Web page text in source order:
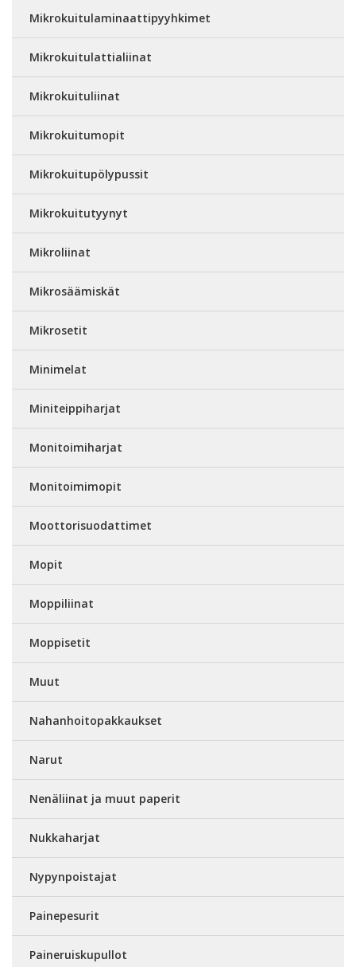
Mikrokuitulaminaattipyyhkimet
Mikrokuitulattialiinat
Mikrokuituliinat
Mikrokuitumopit
Mikrokuitupölypussit
Mikrokuitutyynyt
Mikroliinat
Mikrosäämiskät
Mikrosetit
Minimelat
Miniteippiharjat
Monitoimiharjat
Monitoimimopit
Moottorisuodattimet
Mopit
Moppiliinat
Moppisetit
Muut
Nahanhoitopakkaukset
Narut
Nenäliinat ja muut paperit
Nukkaharjat
Nypynpoistajat
Painepesurit
Paineruiskupullot